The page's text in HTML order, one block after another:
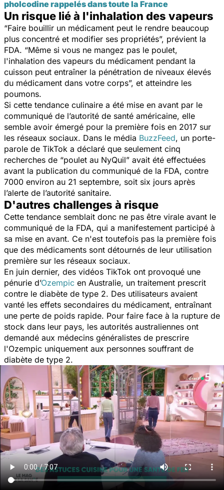
pholcodine rappelés dans toute la France
Un risque lié à l'inhalation des vapeurs
“Faire bouillir un médicament peut le rendre beaucoup
plus concentré et modifier ses propriétés”, prévient la
FDA. “Même si vous ne mangez pas le poulet,
l'inhalation des vapeurs du médicament pendant la
cuisson peut entraîner la pénétration de niveaux élevés
du médicament dans votre corps”, et atteindre les
poumons.
Si cette tendance culinaire a été mise en avant par le
communiqué de l’autorité de santé américaine, elle
semble avoir émergé pour la première fois en 2017 sur
les réseaux sociaux. Dans le média BuzzFeed, un porte-
parole de TikTok a déclaré que seulement cinq
recherches de “poulet au NyQuil” avait été effectuées
avant la publication du communiqué de la FDA, contre
7000 environ au 21 septembre, soit six jours après
l’alerte de l’autorité sanitaire.
D'autres challenges à risque
Cette tendance semblait donc ne pas être virale avant le
communiqué de la FDA, qui a manifestement participé à
sa mise en avant. Ce n'est toutefois pas la première fois
que des médicaments sont détournés de leur utilisation
première sur les réseaux sociaux.
En juin dernier, des vidéos TikTok ont provoqué une
pénurie d’Ozempic en Australie, un traitement prescrit
contre le diabète de type 2. Des utilisateurs avaient
vanté les effets secondaires du médicament, entraînant
une perte de poids rapide. Pour faire face à la rupture de
stock dans leur pays, les autorités australiennes ont
demandé aux médecins généralistes de prescrire
l'Ozempic uniquement aux personnes souffrant de
diabète de type 2.